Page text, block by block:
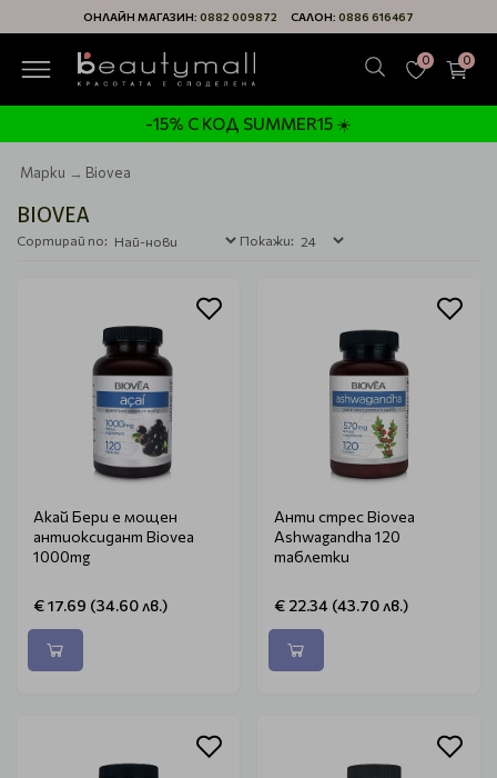
ОНЛАЙН МАГАЗИН: 0882 009872 САЛОН: 0886 616467
0 0
-15% С КОД SUMMER15 ☀️
Марки Biovea
BIOVEA
Сортирай по: Покажи:
Акай Бери е мощен
антиоксидант Biovea
1000mg
€ 17.69 (34.60 лв.)
Анти стрес Biovea
Ashwagandha 120
таблетки
€ 22.34 (43.70 лв.)